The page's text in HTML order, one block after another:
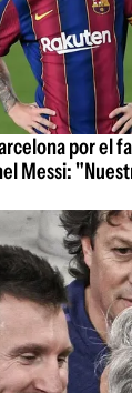
por el
Messi: